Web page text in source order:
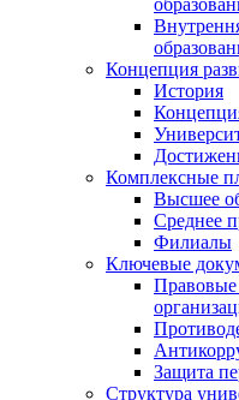
Концепция
История
Комплексные
Высшее
Среднее
Филиалы
Ключевые
Правовые
Защита
Структура